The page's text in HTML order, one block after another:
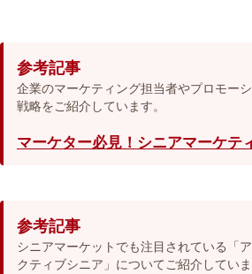
参考記事
企業のマーケティング担当者やプロモー
戦略をご紹介しています。
マーケター必見！シニアマーケテ
参考記事
シニアマーケットでも注目されている「
クティブシニア」についてご紹介していま